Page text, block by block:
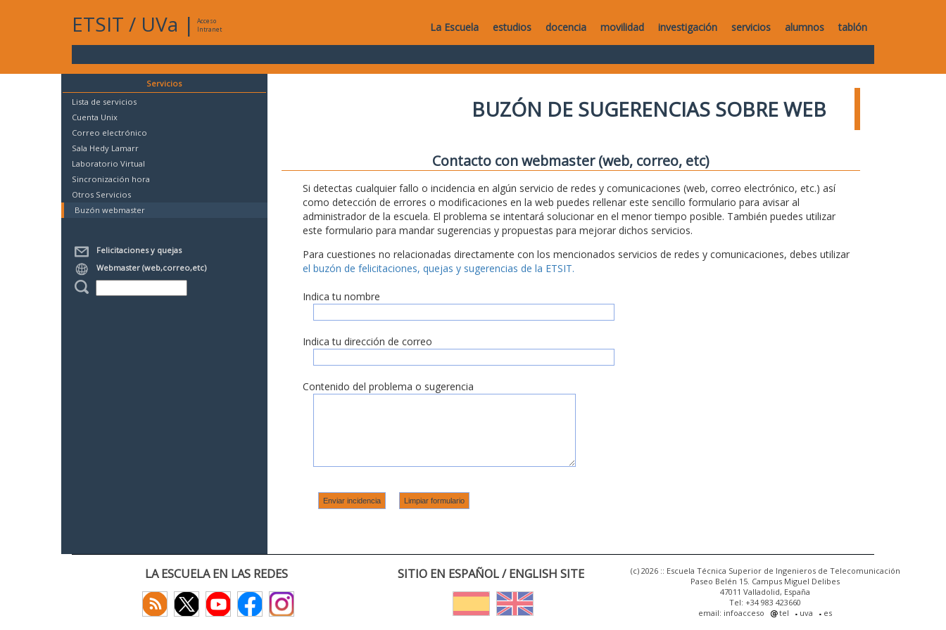
ETSIT / UVa |
Acceso
Intranet
La Escuela estudios docencia movilidad investigación servicios alumnos tablón
Servicios
Lista de servicios
Cuenta Unix
Correo electrónico
Sala Hedy Lamarr
Laboratorio Virtual
Sincronización hora
Otros Servicios
Buzón webmaster
Felicitaciones y quejas
Webmaster (web,correo,etc)
BUZÓN DE SUGERENCIAS SOBRE WEB
Contacto con webmaster (web, correo, etc)
Si detectas cualquier fallo o incidencia en algún servicio de redes y comunicaciones (web, correo electrónico, etc.) así
como detección de errores o modificaciones en la web puedes rellenar este sencillo formulario para avisar al
administrador de la escuela. El problema se intentará solucionar en el menor tiempo posible. También puedes utilizar
este formulario para mandar sugerencias y propuestas para mejorar dichos servicios.
Para cuestiones no relacionadas directamente con los mencionados servicios de redes y comunicaciones, debes utilizar
el buzón de felicitaciones, quejas y sugerencias de la ETSIT.
Indica tu nombre
Indica tu dirección de correo
Contenido del problema o sugerencia
LA ESCUELA EN LAS REDES SITIO EN ESPAÑOL / ENGLISH SITE
(c) 2026 :: Escuela Técnica Superior de Ingenieros de Telecomunicación
Paseo Belén 15. Campus Miguel Delibes
47011 Valladolid, España
Tel: +34 983 423660
email: infoacceso
tel uva es